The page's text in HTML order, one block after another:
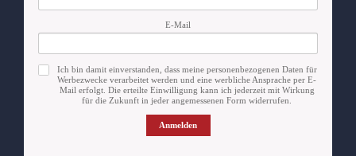
E-Mail
Ich bin damit einverstanden, dass meine personenbezogenen Daten für
Werbezwecke verarbeitet werden und eine werbliche Ansprache per E-
Mail erfolgt. Die erteilte Einwilligung kann ich jederzeit mit Wirkung
für die Zukunft in jeder angemessenen Form widerrufen.
Anmelden